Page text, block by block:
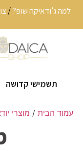
למה ג'ודאיקה שופ?/
תשמישי קדושה
עמוד הבית / מוצרי